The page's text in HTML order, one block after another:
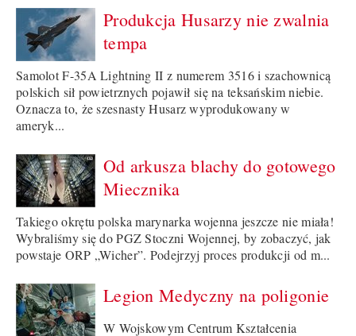
Produkcja Husarzy nie zwalnia
tempa
Samolot F-35A Lightning II z numerem 3516 i szachownicą
polskich sił powietrznych pojawił się na teksańskim niebie.
Oznacza to, że szesnasty Husarz wyprodukowany w
ameryk...
Od arkusza blachy do gotowego
Miecznika
Takiego okrętu polska marynarka wojenna jeszcze nie miała!
Wybraliśmy się do PGZ Stoczni Wojennej, by zobaczyć, jak
powstaje ORP „Wicher”. Podejrzyj proces produkcji od m...
Legion Medyczny na poligonie
W Wojskowym Centrum Kształcenia